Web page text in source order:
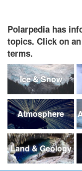
Polarpedia has
topics. Click on
terms.
Ice & Snow
Atmosphere
Land & Geology